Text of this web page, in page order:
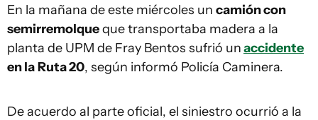
En la mañana de este miércoles un camión con
semirremolqueque transportaba madera a la
planta de UPM de Fray Bentos sufrió unaccidente
en laRuta 20, según informó Policía Caminera.
De acuerdo al parte oficial, el siniestro ocurrió a la